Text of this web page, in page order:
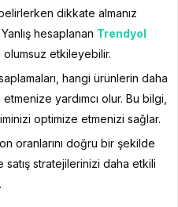
dikkate almanız
hesaplanan Trendyol
olumsuz etkileyebilir.
hangi ürünlerin daha
yardımcı olur. Bu bilgi,
optimize etmenizi sağlar.
oranlarını doğru bir şekilde
stratejilerinizi daha etkili